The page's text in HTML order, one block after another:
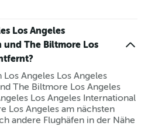
Los Angeles
The Biltmore Los
Angeles Los Angeles
The Biltmore Los Angeles
Los Angeles International
Los Angeles am nächsten
andere Flughäfen in der Nähe